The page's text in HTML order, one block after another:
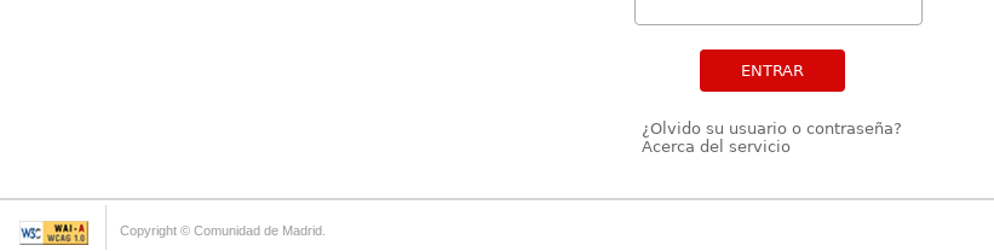
ENTRAR
¿Olvido su usuario o contraseña?
Acerca del servicio
Copyright © Comunidad de Madrid.